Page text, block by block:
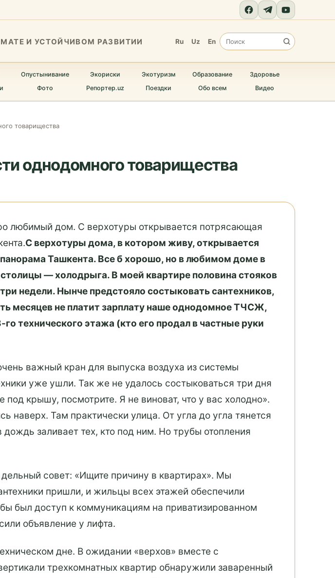
И УСТОЙЧИВОМ РАЗВИТИИ Ru Uz En
Опустынивание Экориски Экотуризм Образование
Здоровье
Фото Репортер.uz Поездки Обо всем Видео
товарищества
однодомного товарищества
любимый дом. С верхотуры открывается потрясающая
С верхотуры дома, в котором живу, открывается
Ташкента. Все б хорошо, но в любимом доме в
— холодрыга. В моей квартире половина стояков
недели. Нынче предстояло состыковать сантехников,
месяцев не платит зарплату наше однодомное ТЧСЖ,
го технического этажа (кто его продал в частные руки
важный кран для выпуска воздуха из системы
уже ушли. Так же не удалось состыковаться три дня
крышу, посмотрите. Я не виноват, что у вас холодно».
наверх. Там практически улица. От угла до угла тянется
заливает тех, кто под ним. Но трубы отопления
совет: «Ищите причину в квартирах». Мы
пришли, и жильцы всех этажей обеспечили
был доступ к коммуникациям на приватизированном
объявление у лифта.
дне. В ожидании «верхов» вместе с
трехкомнатных квартир обнаружили заваренный